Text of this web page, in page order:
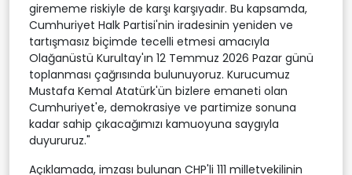
girememe riskiyle de karşı karşıyadır. Bu kapsamda,
Cumhuriyet Halk Partisi'nin iradesinin yeniden ve
tartışmasız biçimde tecelli etmesi amacıyla
Olağanüstü Kurultay'ın 12 Temmuz 2026 Pazar günü
toplanması çağrısında bulunuyoruz. Kurucumuz
Mustafa Kemal Atatürk'ün bizlere emaneti olan
Cumhuriyet'e, demokrasiye ve partimize sonuna
kadar sahip çıkacağımızı kamuoyuna saygıyla
duyururuz."
Açıklamada, imzası bulunan CHP'li 111 milletvekilinin